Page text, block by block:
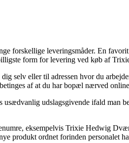
forskellige leveringsmåder. En
form for levering ved køb af
selv eller til adressen hvor du
af at du har bopæl nærved
udslagsgivende ifald man
eksempelvis Trixie Hedwig
produkt ordnet forinden personalet